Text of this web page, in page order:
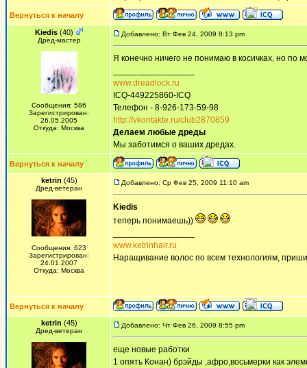
Вернуться к началу
Kiedis (40)
Дред-мастер
Сообщения: 586
Зарегистрирован:
26.05.2005
Откуда: Москва
Добавлено: Вт Фев 24, 2009 8:13 pm
Я конечно ничего не понимаю в косичках, но по
www.dreadlock.ru
ICQ-449225860-ICQ
Телефон - 8-926-173-59-98
http://vkontakte.ru/club2870859
Делаем любые дреды
Мы заботимся о ваших дредах.
Вернуться к началу
ketrin (45)
Дред-ветеран
Сообщения: 623
Зарегистрирован:
24.01.2007
Откуда: Москва
Добавлено: Ср Фев 25, 2009 11:10 am
Kiedis
теперь понимаешь))
www.ketrinhair.ru
Наращивание волос по всем технологиям,
Вернуться к началу
ketrin (45)
Дред-ветеран
Добавлено: Чт Фев 26, 2009 8:55 pm
еще новые работки
1 опять Конан) брэйды ,афро,восьмерки как